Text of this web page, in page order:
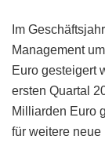
Im
Management
Euro gesteigert
ersten Quartal
Milliarden Euro
für weitere neue